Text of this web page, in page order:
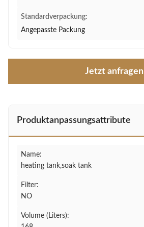
Standardverpackung:
Angepasste Packung
Jetzt anfragen
Produktanpassungsattribute
Name:
heating tank,soak tank
Filter:
NO
Volume (Liters):